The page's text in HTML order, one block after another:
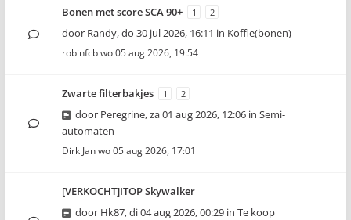
Bonen met score SCA 90+ 1 2
door Randy,do 30 jul 2026, 16:11 in Koffie(bonen)
robinfcbwo 05 aug 2026, 19:54
Zwarte filterbakjes 1 2
door Peregrine,za 01 aug 2026, 12:06 in Semi-
automaten
Dirk Janwo 05 aug 2026, 17:01
[VERKOCHT]ITOP Skywalker
door Hk87,di 04 aug 2026, 00:29 in Te koop